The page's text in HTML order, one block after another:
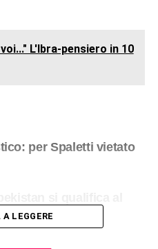
L'Ibra-pensiero in 10
per Spaletti vietato
LEGGERE